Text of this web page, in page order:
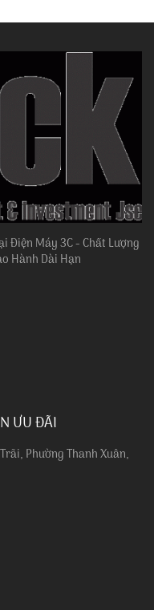
Điện Máy 3C - Chất Lượng
Hành Dài Hạn
ƯU ĐÃI
Phường Thanh Xuân,